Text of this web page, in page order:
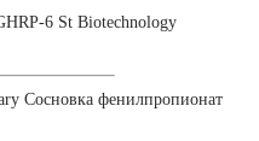
6 St Biotechnology
Сосновка фенилпропионат